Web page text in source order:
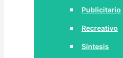
Publicitario
Recreativo
Síntesis